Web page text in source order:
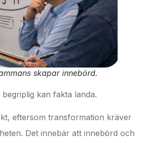
skapar innebörd.
kan fakta landa.
eftersom transformation kräver
Det innebär att innebörd och